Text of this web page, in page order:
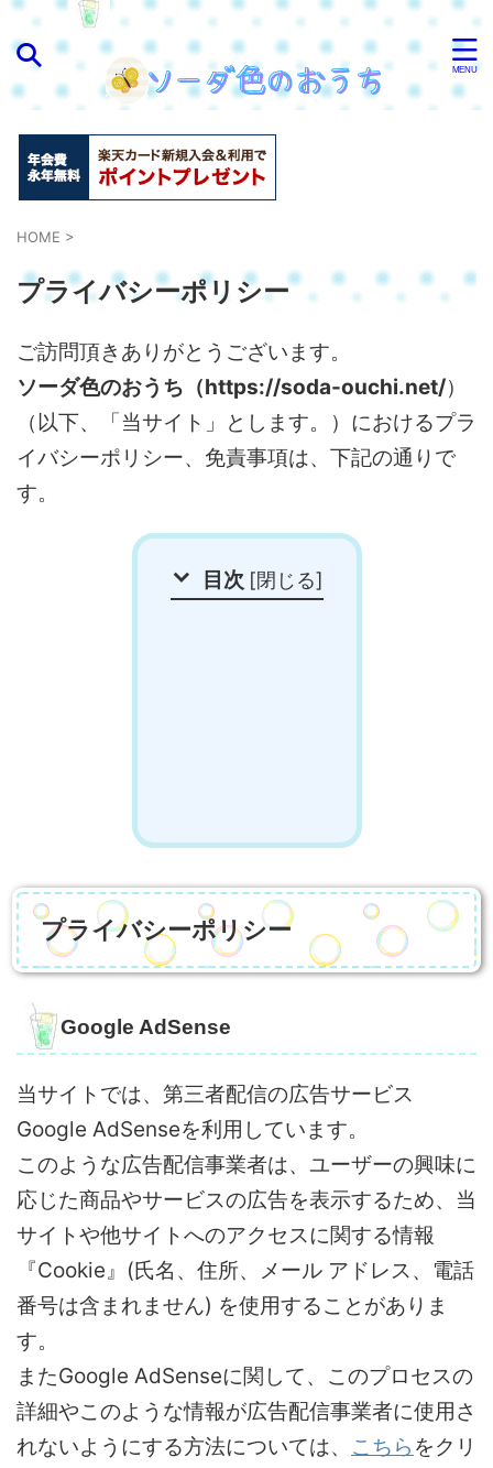
HOME >
プライバシーポリシー
ご訪問頂きありがとうございます。
ソーダ色のおうち（https://soda-ouchi.net/）
（以下、「当サイト」とします。）におけるプラ
イバシーポリシー、免責事項は、下記の通りで
す。
目次 [閉じる]
プライバシーポリシー
Google AdSense
当サイトでは、第三者配信の広告サービス
Google AdSenseを利用しています。
このような広告配信事業者は、ユーザーの興味に
応じた商品やサービスの広告を表示するため、当
サイトや他サイトへのアクセスに関する情報
『Cookie』(氏名、住所、メール アドレス、電話
番号は含まれません) を使用することがありま
す。
またGoogle AdSenseに関して、このプロセスの
詳細やこのような情報が広告配信事業者に使用さ
れないようにする方法については、 こちら をクリ